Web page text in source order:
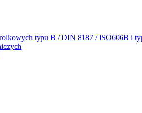
rolkowych typu B / DIN 8187 / ISO606B i